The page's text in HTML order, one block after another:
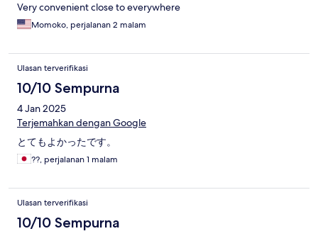
Very convenient close to everywhere
Momoko, perjalanan 2 malam
Ulasan terverifikasi
10/10 Sempurna
4 Jan 2025
Terjemahkan dengan Google
とてもよかったです。
??, perjalanan 1 malam
Ulasan terverifikasi
10/10 Sempurna